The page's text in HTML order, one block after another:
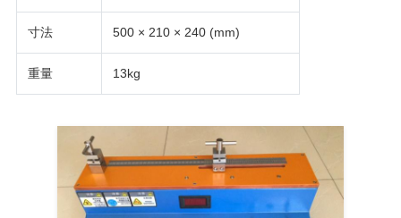
SITEMAP
PRIVACY
POLICY
寸法 500 × 210 × 240 (mm)
重量 13kg